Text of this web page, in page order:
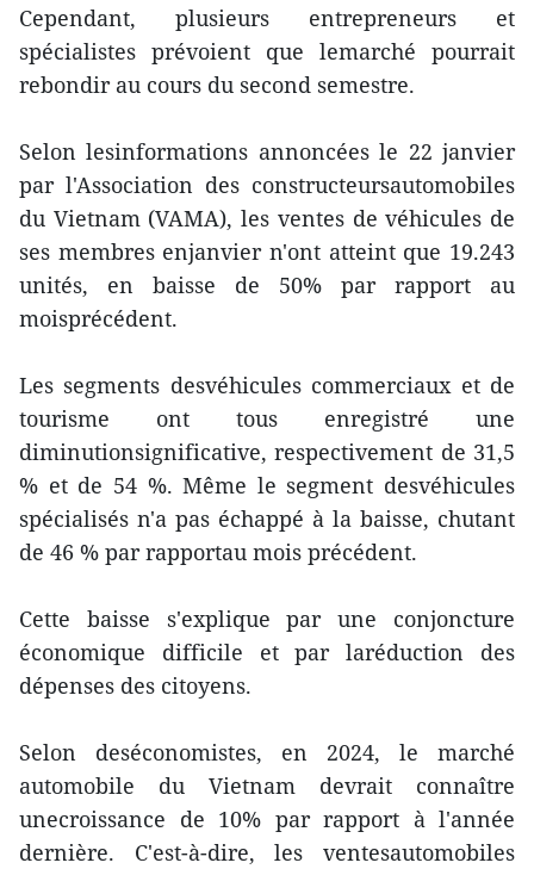
Cependant, plusieurs entrepreneurs et
spécialistes prévoient que lemarché pourrait
rebondir au cours du second semestre.
Selon lesinformations annoncées le 22 janvier
par l'Association des constructeursautomobiles
du Vietnam (VAMA), les ventes de véhicules de
ses membres enjanvier n'ont atteint que 19.243
unités, en baisse de 50% par rapport au
moisprécédent.
Les segments desvéhicules commerciaux et de
tourisme ont tous enregistré une
diminutionsignificative, respectivement de 31,5
% et de 54 %. Même le segment desvéhicules
spécialisés n'a pas échappé à la baisse, chutant
de 46 % par rapportau mois précédent.
Cette baisse s'explique par une conjoncture
économique difficile et par laréduction des
dépenses des citoyens.
Selon deséconomistes, en 2024, le marché
automobile du Vietnam devrait connaître
unecroissance de 10% par rapport à l'année
dernière. C'est-à-dire, les ventesautomobiles